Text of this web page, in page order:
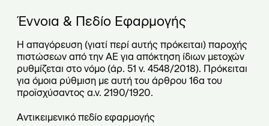
Έννοια & Πεδίο Εφαρμογής
Η απαγόρευση (γιατί περί αυτής πρόκειται) παροχής
πιστώσεων από την ΑΕ για απόκτηση ίδιων μετοχών
ρυθμίζεται στο νόμο (άρ. 51 ν. 4548/2018). Πρόκειται
για όμοια ρύθμιση με αυτή του άρθρου 16α του
προϊσχύσαντος α.ν. 2190/1920.
Αντικειμενικό πεδίο εφαρμογής